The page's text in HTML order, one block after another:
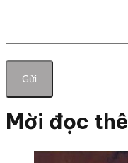
Mời đọc